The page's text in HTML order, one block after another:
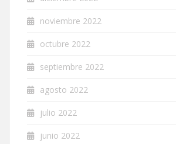
noviembre 2022
octubre 2022
septiembre 2022
agosto 2022
julio 2022
junio 2022